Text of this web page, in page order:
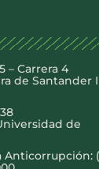
– Carrera 4
de Santander
de